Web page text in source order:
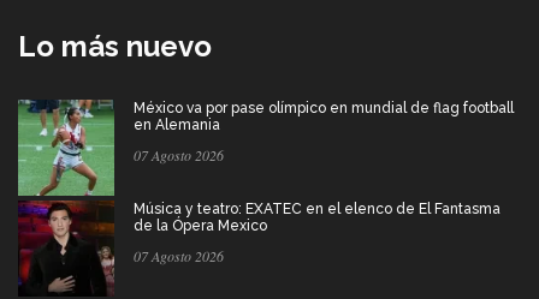
Lo más nuevo
México va por pase olímpico en mundial de flag football
en Alemania
07 Agosto 2026
Música y teatro: EXATEC en el elenco de El Fantasma
de la Ópera Mexico
07 Agosto 2026